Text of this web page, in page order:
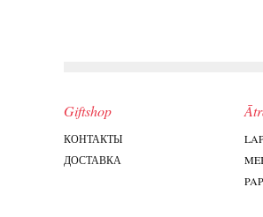
Giftshop
КОНТАКТЫ
ДОСТАВКА